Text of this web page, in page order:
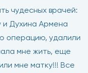
чудесных врачей:
и Духина Армена
операцию, удалили
мне жить, еще
мне матку!!! Все